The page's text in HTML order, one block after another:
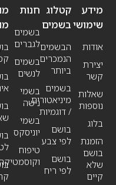
מידע
שימושי
אודות
יצירת
קשר
שאלות
נוספות
בלוג
הזמנת
בושם
שלא
קיים
חנות
בשמים
לגברים
בשמים
לנשים
בשמי
נישה
בשמי
יוניסקס
טיפוח
וקוסמטיקה
קטלוג
בשמים
הבשמים
הנמכרים
ביותר
בשמים
מיניאטורים
/ דוגמיות
בושם
לפי צבע
בושם
לפי ריח